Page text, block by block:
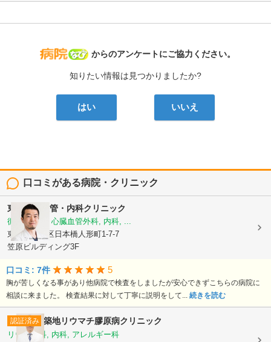
病院なび
からのアンケートにご協力ください。
知りたい情報は見つかりましたか?
はい いいえ
口コミがある病院・クリニック
東京心臓血管・内科クリニック
循環器内科, 心臓血管外科, 内科, ...
東京都中央区日本橋人形町1-7-7
笠原ビルディング3F
口コミ: 7件 5
胸が苦しくなる事があり他病院で検査をしましたが安心できずこちらの病院に
相談に来ました。 検査結果に対して丁寧に説明をして... 続きを読む
認証済み 築地リウマチ膠原病クリニック
リウマチ科, 内科, アレルギー科